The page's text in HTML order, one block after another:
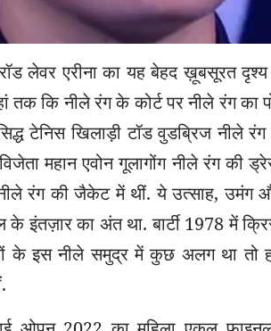
लेवर एरीना का यह बेहद ख़ूबसूरत दृश्य
तक कि नीले रंग के कोर्ट पर नीले रंग का
टेनिस खिलाड़ी टॉड वुडब्रिज नीले
महान एवोन गूलागोंग नीले रंग
नीले रंग की जैकेट में थीं. ये उत्साह, उमंग
के इंतज़ार का अंत था. बार्टी 1978 में
के इस नीले समुद्र में कुछ अलग था तो